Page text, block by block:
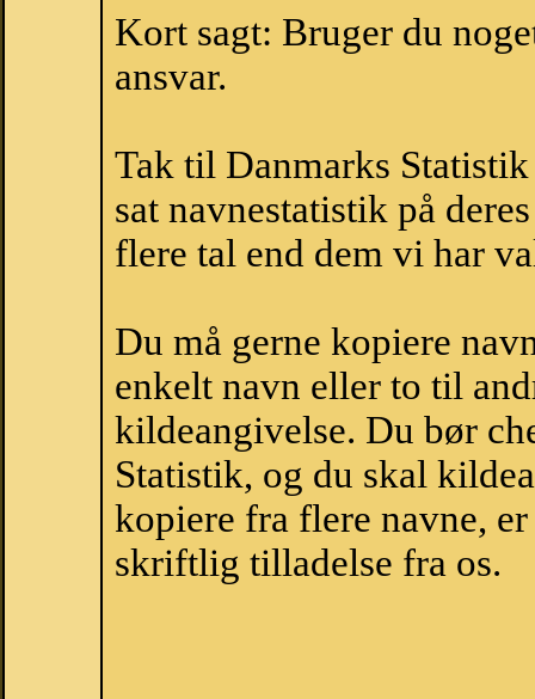
Kort sagt: Bruger du
ansvar.
Tak til Danmarks
sat navnestatistik på
flere tal end dem vi har
Du må gerne kopiere
enkelt navn eller to til
kildeangivelse. Du bør
Statistik, og du skal
kopiere fra flere navne,
skriftlig tilladelse fra os.